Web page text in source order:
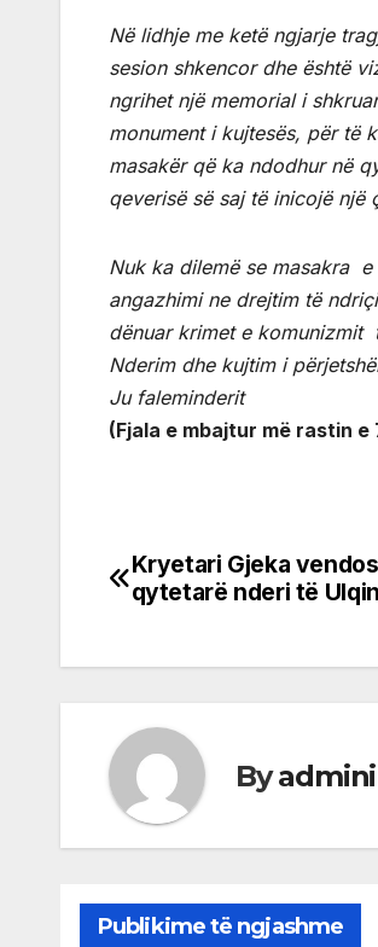
Në lidhje me ketë ngjarje
sesion shkencor dhe është
ngrihet një memorial i
monument i kujtesës, për të
masakër që ka ndodhur në
qeverisë së saj të inicojë
Nuk ka dilemë se masakra
angazhimi ne drejtim të
dënuar krimet e komunizmit
Nderim dhe kujtim i
Ju faleminderit
(Fjala e mbajtur më rastin
Post
Kryetari Gjeka
qytetarë nderi të
Byadmini
Publikime të ngjashme